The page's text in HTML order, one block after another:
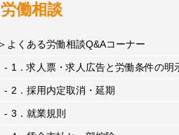
労働相談
よくある労働相談Q&Aコーナー
1．求人票・求人広告と労働条件の明
2．採用内定取消・延期
3．就業規則